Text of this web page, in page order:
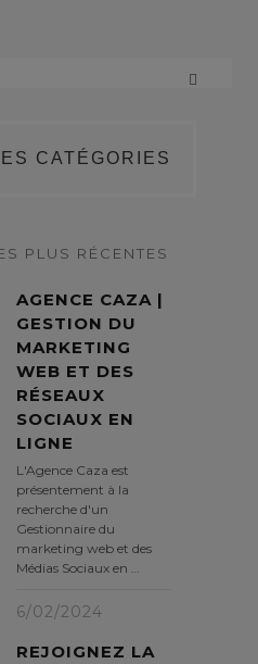
CATÉGORIES
PLUS RÉCENTES
AGENCE CAZA |
GESTION DU
MARKETING
WEB ET DES
RÉSEAUX
SOCIAUX EN
LIGNE
L'Agence Caza est
présentement à la
recherche d'un
Gestionnaire du
marketing web et des
Médias Sociaux en …
6/02/2024
REJOIGNEZ LA